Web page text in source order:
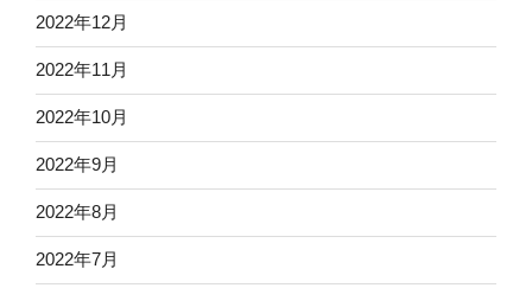
2022年12月
2022年11月
2022年10月
2022年9月
2022年8月
2022年7月